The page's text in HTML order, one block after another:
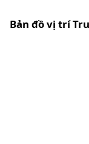
Bản đồ vị trí